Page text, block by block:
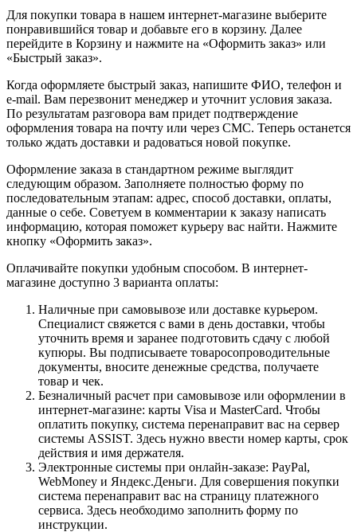
Для покупки товара в нашем интернет-магазине выберите
понравившийся товар и добавьте его в корзину. Далее
перейдите в Корзину и нажмите на «Оформить заказ» или
«Быстрый заказ».
Когда оформляете быстрый заказ, напишите ФИО, телефон и
e-mail. Вам перезвонит менеджер и уточнит условия заказа.
По результатам разговора вам придет подтверждение
оформления товара на почту или через СМС. Теперь останется
только ждать доставки и радоваться новой покупке.
Оформление заказа в стандартном режиме выглядит
следующим образом. Заполняете полностью форму по
последовательным этапам: адрес, способ доставки, оплаты,
данные о себе. Советуем в комментарии к заказу написать
информацию, которая поможет курьеру вас найти. Нажмите
кнопку «Оформить заказ».
Оплачивайте покупки удобным способом. В интернет-
магазине доступно 3 варианта оплаты:
Наличные при самовывозе или доставке курьером.
Специалист свяжется с вами в день доставки, чтобы
уточнить время и заранее подготовить сдачу с любой
купюры. Вы подписываете товаросопроводительные
документы, вносите денежные средства, получаете
товар и чек.
Безналичный расчет при самовывозе или оформлении в
интернет-магазине: карты Visa и MasterCard. Чтобы
оплатить покупку, система перенаправит вас на сервер
системы ASSIST. Здесь нужно ввести номер карты, срок
действия и имя держателя.
Электронные системы при онлайн-заказе: PayPal,
WebMoney и Яндекс.Деньги. Для совершения покупки
система перенаправит вас на страницу платежного
сервиса. Здесь необходимо заполнить форму по
инструкции.